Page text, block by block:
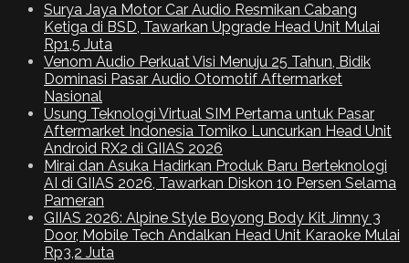
Surya Jaya Motor Car Audio Resmikan Cabang
Ketiga di BSD, Tawarkan Upgrade Head Unit Mulai
Rp1,5 Juta
Venom Audio Perkuat Visi Menuju 25 Tahun, Bidik
Dominasi Pasar Audio Otomotif Aftermarket
Nasional
Usung Teknologi Virtual SIM Pertama untuk Pasar
Aftermarket Indonesia Tomiko Luncurkan Head Unit
Android RX2 di GIIAS 2026
Mirai dan Asuka Hadirkan Produk Baru Berteknologi
AI di GIIAS 2026, Tawarkan Diskon 10 Persen Selama
Pameran
GIIAS 2026: Alpine Style Boyong Body Kit Jimny 3
Door, Mobile Tech Andalkan Head Unit Karaoke Mulai
Rp3,2 Juta